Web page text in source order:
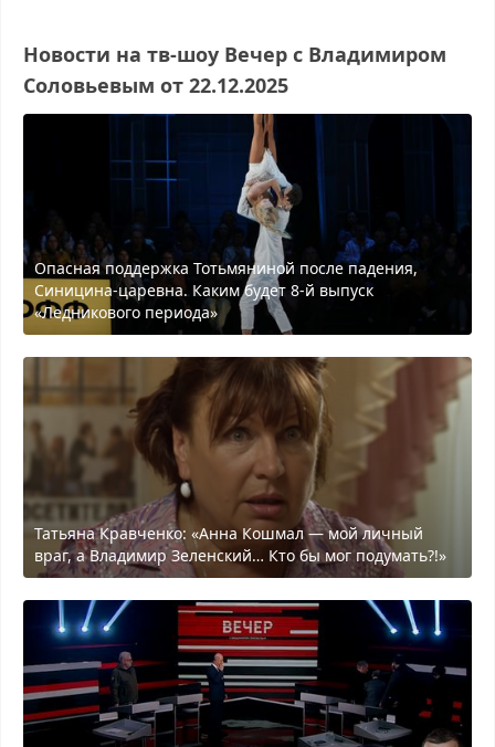
Новости на тв-шоу Вечер с Владимиром
Соловьевым от 22.12.2025
Опасная поддержка Тотьмяниной после падения,
Синицина-царевна. Каким будет 8-й выпуск
«Ледникового периода»
Татьяна Кравченко: «Анна Кошмал — мой личный
враг, а Владимир Зеленский… Кто бы мог подумать?!»